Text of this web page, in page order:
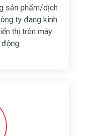
sản phẩm/dịch
ty đang kinh
thị trên máy